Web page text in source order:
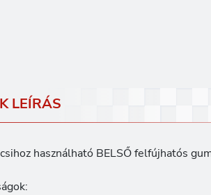
LEÍRÁS
használható BELSŐ felfújhatós